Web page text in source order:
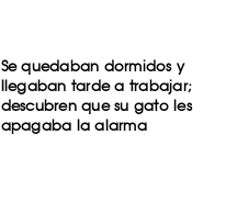
Se quedaban dormidos y
llegaban tarde a trabajar;
descubren que su gato les
apagaba la alarma